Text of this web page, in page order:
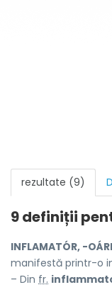
rezultate (9)
9 definiții
INFLAMATÓR, -
manifestă printr-o
– Din fr.